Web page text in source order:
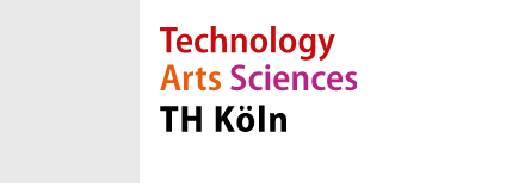
Direkt zur Hauptnavigation
Direkt zur Subnavigation
Direkt zum Inhalt
Direkt zum Fußbereich